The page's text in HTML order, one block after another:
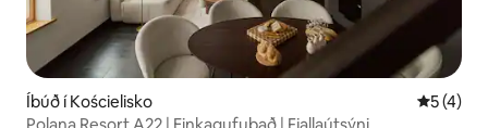
Íbúð í Kościelisko 5 af 5 í
5 (4)